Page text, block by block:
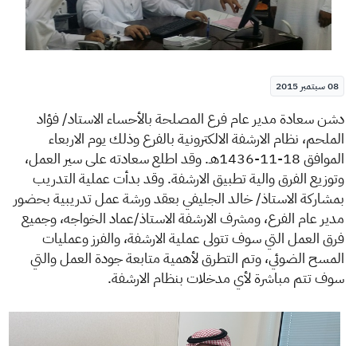
08 سبتمبر 2015
دشن سعادة مدير عام فرع المصلحة بالأحساء الاستاد/ فؤاد
الملحم، نظام الارشفة الالكترونية بالفرع وذلك يوم الاربعاء
الموافق 18-11-1436هـ. وقد اطلع سعادته على سير العمل،
وتوزيع الفرق والية تطبيق الارشفة. وقد بدأت عملية التدريب
بمشاركة الاستاذ/ خالد الجليفي بعقد ورشة عمل تدريبية بحضور
مدير عام الفرع، ومشرف الارشفة الاستاذ/عماد الخواجه، وجميع
فرق العمل التي سوف تتولى عملية الارشفة، والفرز وعمليات
المسح الضوئي، وتم التطرق لأهمية متابعة جودة العمل والتي
سوف تتم مباشرة لأي مدخلات بنظام الارشفة.